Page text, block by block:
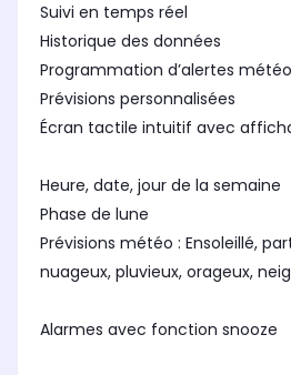
Suivi en temps réel
Historique des données
Programmation d’alertes météo
Prévisions personnalisées
Écran tactile intuitif avec
Heure, date, jour de la semaine
Phase de lune
Prévisions météo : Ensoleillé,
nuageux, pluvieux, orageux,
Alarmes avec fonction snooze